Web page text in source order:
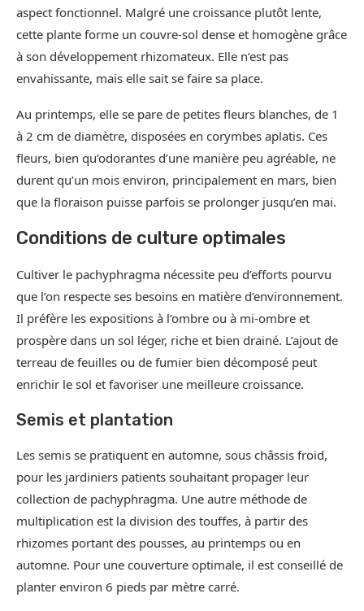
aspect fonctionnel. Malgré une croissance plutôt lente,
cette plante forme un couvre-sol dense et homogène grâce
à son développement rhizomateux. Elle n’est pas
envahissante, mais elle sait se faire sa place.
Au printemps, elle se pare de petites fleurs blanches, de 1
à 2 cm de diamètre, disposées en corymbes aplatis. Ces
fleurs, bien qu’odorantes d’une manière peu agréable, ne
durent qu’un mois environ, principalement en mars, bien
que la floraison puisse parfois se prolonger jusqu’en mai.
Conditions de culture optimales
Cultiver le pachyphragma nécessite peu d’efforts pourvu
que l’on respecte ses besoins en matière d’environnement.
Il préfère les expositions à l’ombre ou à mi-ombre et
prospère dans un sol léger, riche et bien drainé. L’ajout de
terreau de feuilles ou de fumier bien décomposé peut
enrichir le sol et favoriser une meilleure croissance.
Semis et plantation
Les semis se pratiquent en automne, sous châssis froid,
pour les jardiniers patients souhaitant propager leur
collection de pachyphragma. Une autre méthode de
multiplication est la division des touffes, à partir des
rhizomes portant des pousses, au printemps ou en
automne. Pour une couverture optimale, il est conseillé de
planter environ 6 pieds par mètre carré.